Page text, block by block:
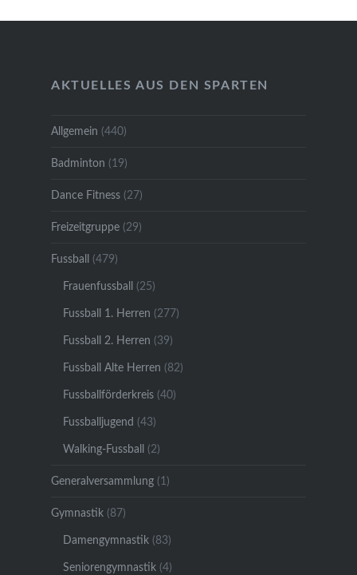
AKTUELLES AUS DEN SPARTEN
Allgemein (440)
Badminton (19)
Dance Fitness(27)
Freizeitgruppe(29)
Fussball (479)
Frauenfussball (25)
Fussball 1. Herren (277)
Fussball 2. Herren (39)
Fussball Alte Herren (82)
Fussballförderkreis(40)
Fussballjugend (43)
Walking-Fussball (2)
Generalversammlung(1)
Gymnastik(87)
Damengymnastik(83)
Seniorengymnastik(4)